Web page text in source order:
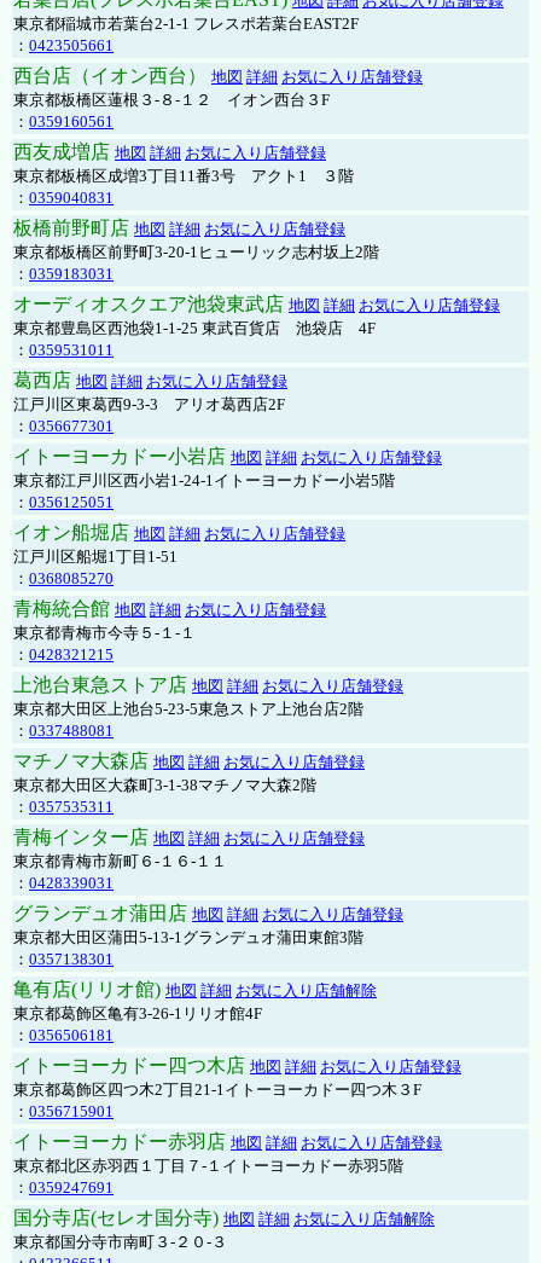
東京都稲城市若葉台2-1-1 フレスポ若葉台EAST2F
： 0423505661
西台店（イオン西台） 地図 詳細 お気に入り店舗登録
東京都板橋区蓮根３-８-１２ イオン西台３F
： 0359160561
西友成増店 地図 詳細 お気に入り店舗登録
東京都板橋区成増3丁目11番3号 アクト1 ３階
： 0359040831
板橋前野町店 地図 詳細 お気に入り店舗登録
東京都板橋区前野町3-20-1ヒューリック志村坂上2階
： 0359183031
オーディオスクエア池袋東武店 地図 詳細 お気に入り店舗登録
東京都豊島区西池袋1-1-25 東武百貨店 池袋店 4F
： 0359531011
葛西店 地図 詳細 お気に入り店舗登録
江戸川区東葛西9-3-3 アリオ葛西店2F
： 0356677301
イトーヨーカドー小岩店 地図 詳細 お気に入り店舗登録
東京都江戸川区西小岩1-24-1イトーヨーカドー小岩5階
： 0356125051
イオン船堀店 地図 詳細 お気に入り店舗登録
江戸川区船堀1丁目1-51
： 0368085270
青梅統合館 地図 詳細 お気に入り店舗登録
東京都青梅市今寺５-１-１
： 0428321215
上池台東急ストア店 地図 詳細 お気に入り店舗登録
東京都大田区上池台5-23-5東急ストア上池台店2階
： 0337488081
マチノマ大森店 地図 詳細 お気に入り店舗登録
東京都大田区大森町3-1-38マチノマ大森2階
： 0357535311
青梅インター店 地図 詳細 お気に入り店舗登録
東京都青梅市新町６-１６-１１
： 0428339031
グランデュオ蒲田店 地図 詳細 お気に入り店舗登録
東京都大田区蒲田5-13-1グランデュオ蒲田東館3階
： 0357138301
亀有店(リリオ館) 地図 詳細 お気に入り店舗解除
東京都葛飾区亀有3-26-1リリオ館4F
： 0356506181
イトーヨーカドー四つ木店 地図 詳細 お気に入り店舗登録
東京都葛飾区四つ木2丁目21-1イトーヨーカドー四つ木３F
： 0356715901
イトーヨーカドー赤羽店 地図 詳細 お気に入り店舗登録
東京都北区赤羽西１丁目７-１イトーヨーカドー赤羽5階
： 0359247691
国分寺店(セレオ国分寺) 地図 詳細 お気に入り店舗解除
東京都国分寺市南町３-２０-３